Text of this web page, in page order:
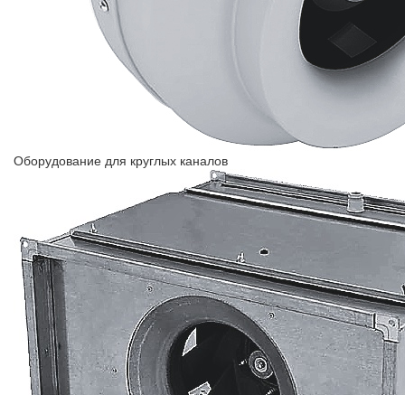
Оборудование для круглых каналов